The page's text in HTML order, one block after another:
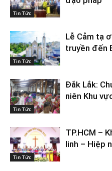
Tin Tức
Tin Tức
Lễ Cảm tạ
truyền đến
Tin Tức
Đắk Lắk:
niên Khu
Tin Tức
TP.HCM –
linh – Hiệp